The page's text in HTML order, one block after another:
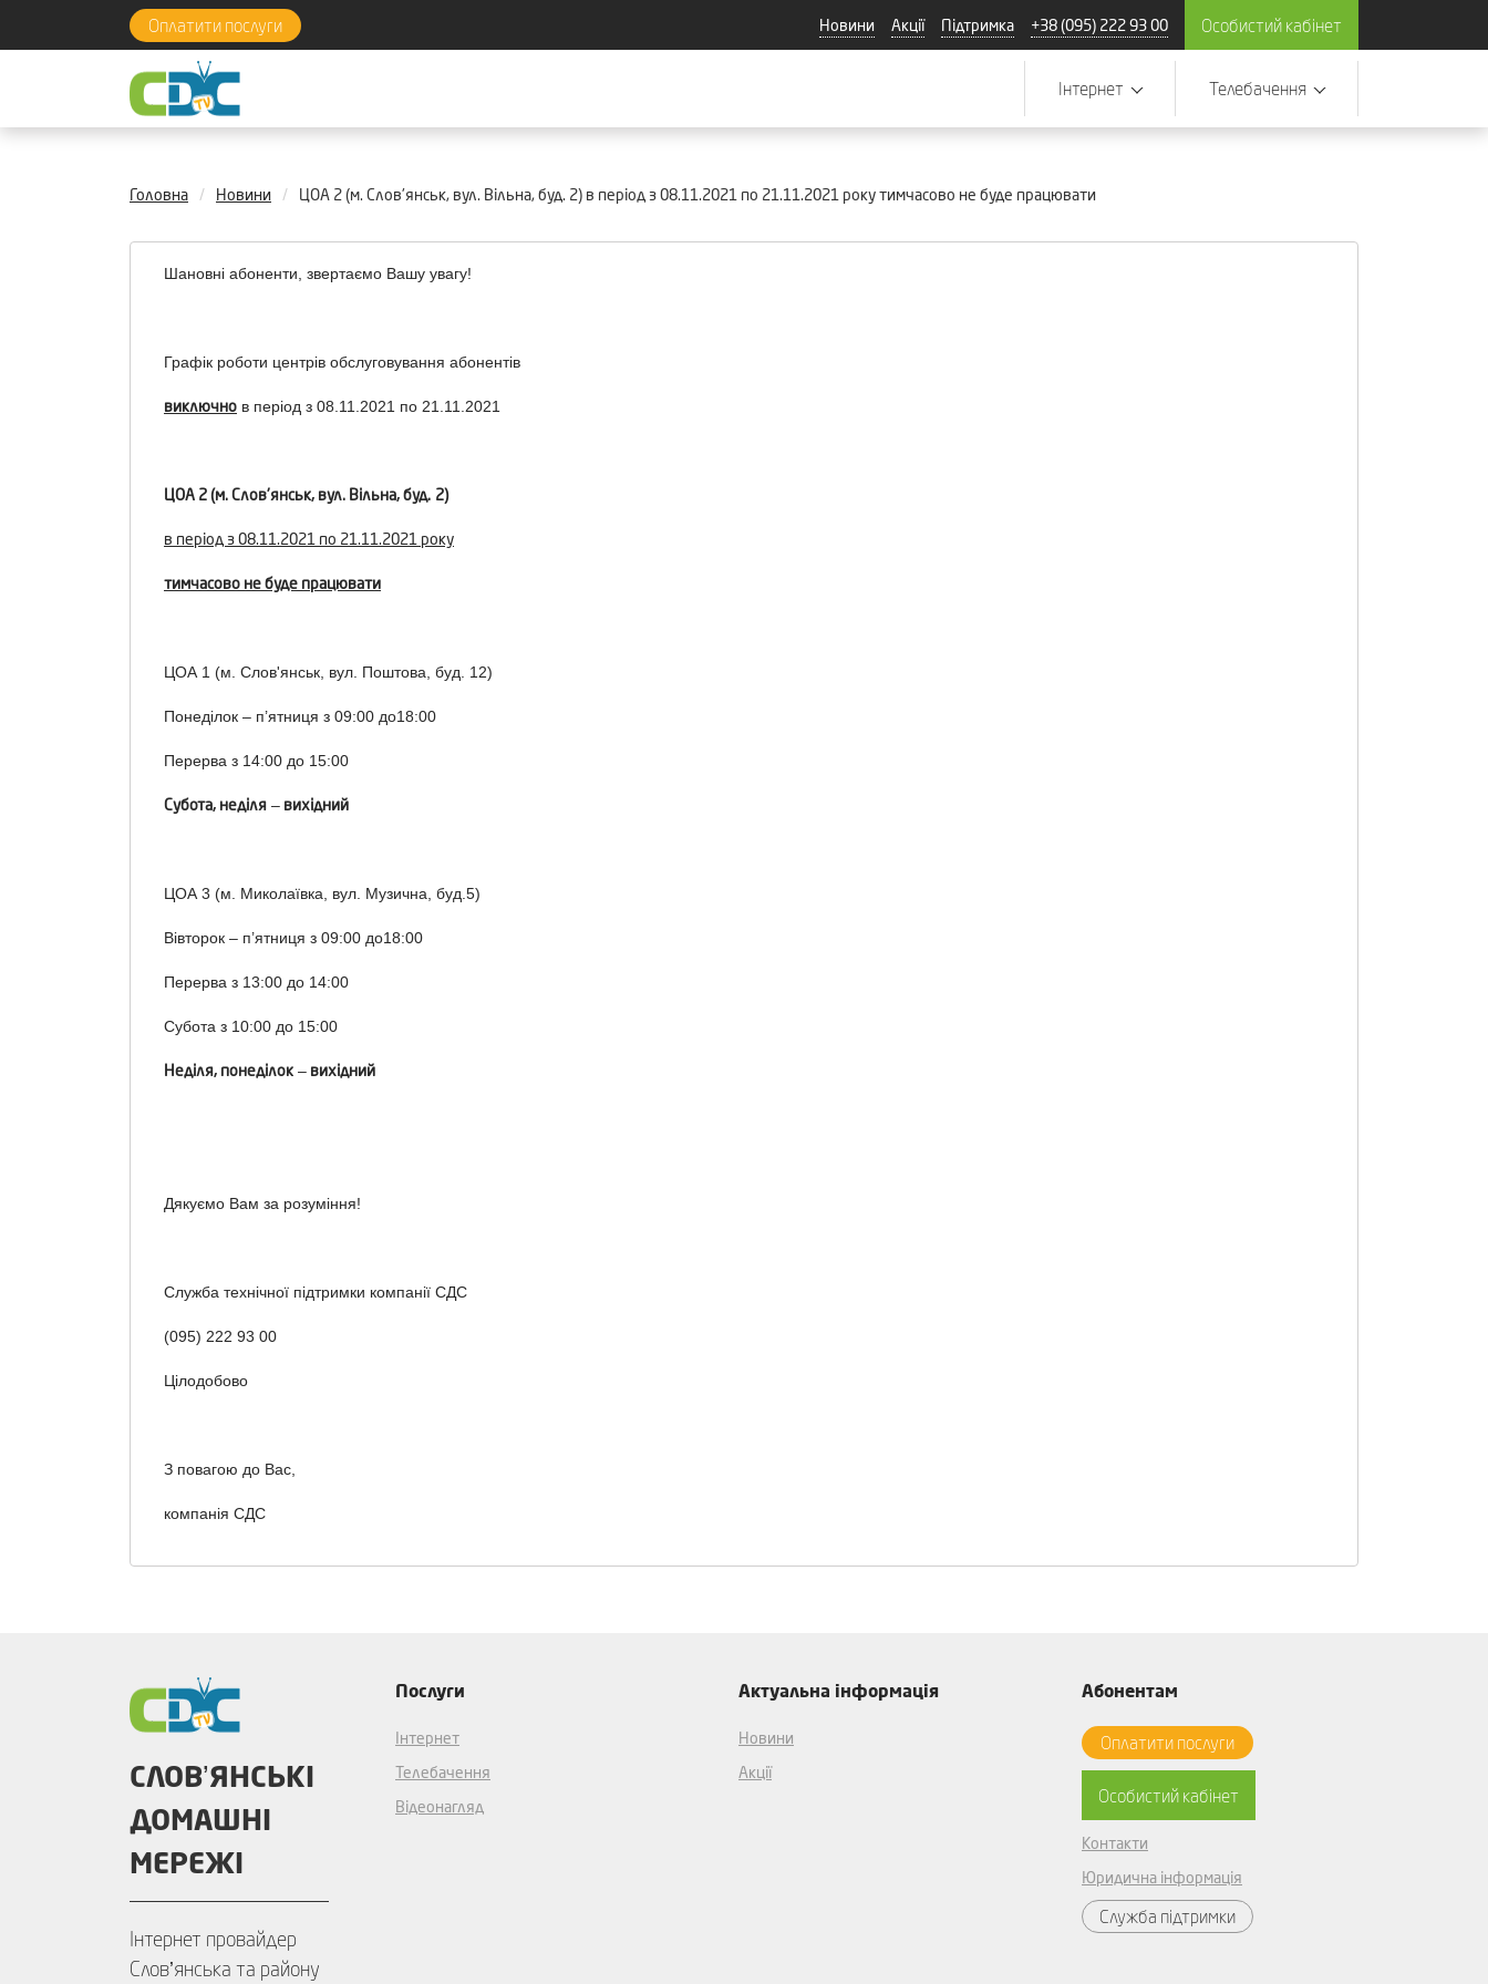
Оплатити послуги Новини Акції Підтримка +38 (095) 222 93 00 Особистий кабінет
Інтернет Телебачення
Головна Новини ЦОА 2 (м. Слов'янськ, вул. Вільна, буд. 2) в період з 08.11.2021 по 21.11.2021 року тимчасово не буде працювати
Шановні абоненти, звертаємо Вашу увагу!
Графік роботи центрів обслуговування абонентів
виключно в період з 08.11.2021 по 21.11.2021
ЦОА 2 (м.Слов'янськ, вул. Вільна,буд. 2)
в період з08.11.2021 по 21.11.2021 року
тимчасово не буде працювати
ЦОА 1 (м. Слов'янськ, вул. Поштова, буд. 12)
Понеділок – п’ятниця з 09:00 до18:00
Перерва з 14:00 до 15:00
Субота, неділя – вихідний
ЦОА 3 (м. Миколаївка, вул. Музична, буд.5)
Вівторок – п’ятниця з 09:00 до18:00
Перерва з 13:00 до 14:00
Субота з 10:00 до 15:00
Неділя, понеділок – вихідний
Дякуємо Вам за розуміння!
Служба технічної підтримки компанії СДС
(095) 222 93 00
Цілодобово
З повагою до Вас,
компанія СДС
СЛОВʼЯНСЬКІ
ДОМАШНІ
МЕРЕЖІ
Інтернет провайдер
Словʼянська та району
Послуги
Інтернет
Телебачення
Відеонагляд
Актуальна інформація
Новини
Акції
Абонентам
Оплатити послуги
Особистий кабінет
Контакти
Юридична інформація
Служба підтримки